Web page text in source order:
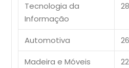
Tecnologia da
Informação
Automotiva
Madeira e Móveis